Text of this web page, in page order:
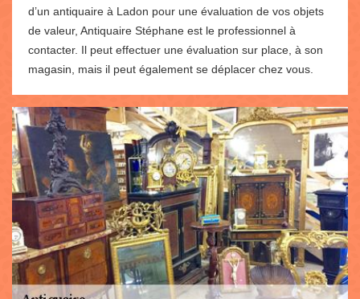
d’un antiquaire à Ladon pour une évaluation de vos objets
de valeur, Antiquaire Stéphane est le professionnel à
contacter. Il peut effectuer une évaluation sur place, à son
magasin, mais il peut également se déplacer chez vous.